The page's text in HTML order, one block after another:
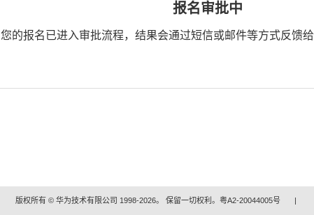
报名审批中
您的报名已进入审批流程，结果会通过短信或邮件等方式反馈给
版权所有 © 华为技术有限公司 1998-2026。 保留一切权利。粤A2-20044005号 |